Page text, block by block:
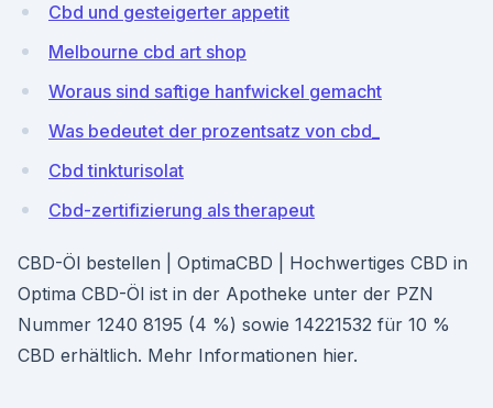
Cbd und gesteigerter appetit
Melbourne cbd art shop
Woraus sind saftige hanfwickel gemacht
Was bedeutet der prozentsatz von cbd_
Cbd tinkturisolat
Cbd-zertifizierung als therapeut
CBD-Öl bestellen | OptimaCBD | Hochwertiges CBD in
Optima CBD-Öl ist in der Apotheke unter der PZN
Nummer 1240 8195 (4 %) sowie 14221532 für 10 %
CBD erhältlich. Mehr Informationen hier.